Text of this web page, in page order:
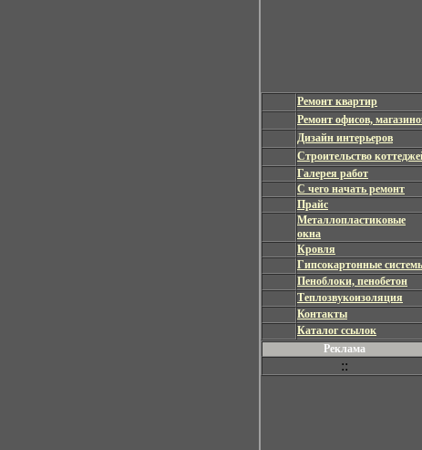
Ремонт квартир
Ремонт офисов,
Дизайн интерьеров
Строительство
Галерея работ
С чего начать ремонт
Прайс
Металлопластиковые
окна
Кровля
Гипсокартонные
Пеноблоки, пенобетон
Теплозвукоизоляция
Контакты
Каталог ссылок
Реклама
::